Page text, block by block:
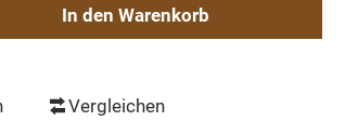
In den Warenkorb
Vergleichen